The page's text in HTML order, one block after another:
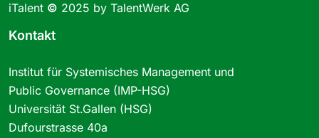
iTalent © 2025 by TalentWerk AG
Kontakt
Institut für Systemisches Management und
Public Governance (IMP-HSG)
Universität St.Gallen (HSG)
Dufourstrasse 40a